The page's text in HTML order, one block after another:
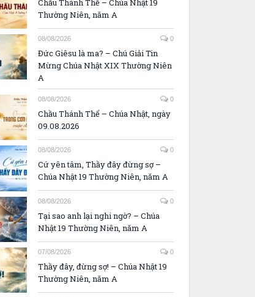
Chầu Thánh Thể – Chúa Nhật 19
Thường Niên, năm A
08/08/2026 0
Đức Giêsu là ma? – Chú Giải Tin
Mừng Chúa Nhật XIX Thường Niên
A
08/08/2026 0
Chầu Thánh Thể – Chúa Nhật, ngày
09.08.2026
08/08/2026 0
Cứ yên tâm, Thầy đây đừng sợ –
Chúa Nhật 19 Thường Niên, năm A
08/08/2026 0
Tại sao anh lại nghi ngờ? – Chúa
Nhật 19 Thường Niên, năm A
07/08/2026 0
Thầy đây, đừng sợ! – Chúa Nhật 19
Thường Niên, năm A